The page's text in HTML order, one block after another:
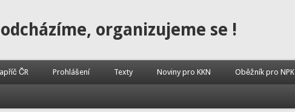
organizujeme se !
ČR Prohlášení Texty Noviny pro KKN Oběžník pro NPK